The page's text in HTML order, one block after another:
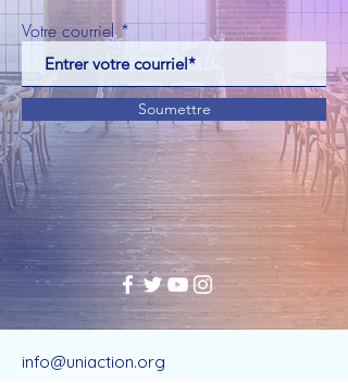
Votre courriel
Soumettre
info@uniaction.org